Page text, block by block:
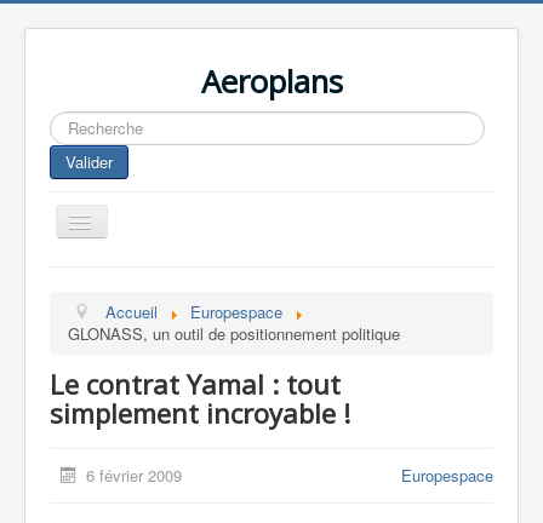
Aeroplans
Rechercher
Valider
Toggle
Navigation
Aviation Commerciale
Aviation Militaire
Drones
Accueil
Europespace
GLONASS, un outil de positionnement politique
Le contrat Yamal : tout
simplement incroyable !
6 février 2009 Europespace